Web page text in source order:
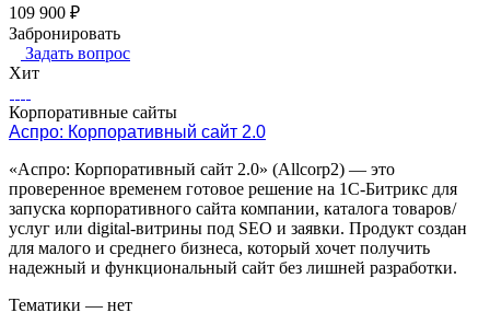
109 900 ₽
Забронировать
Задать вопрос
Хит
Корпоративные сайты
Аспро: Корпоративный сайт 2.0
«Аспро: Корпоративный сайт 2.0» (Allcorp2) — это
проверенное временем готовое решение на 1С‑Битрикс для
запуска корпоративного сайта компании, каталога товаров/
услуг или digital-витрины под SEO и заявки. Продукт создан
для малого и среднего бизнеса, который хочет получить
надежный и функциональный сайт без лишней разработки.
Тематики — нет